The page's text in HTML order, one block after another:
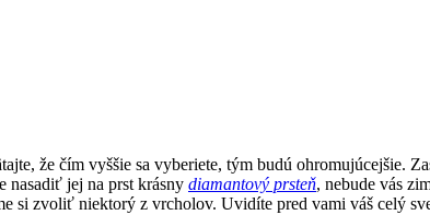
že čím vyššie sa vyberiete, tým budú ohromujúcejšie.
nasadiť jej na prst krásny diamantový prsteň, nebude vás
si zvoliť niektorý z vrcholov. Uvidíte pred vami váš celý